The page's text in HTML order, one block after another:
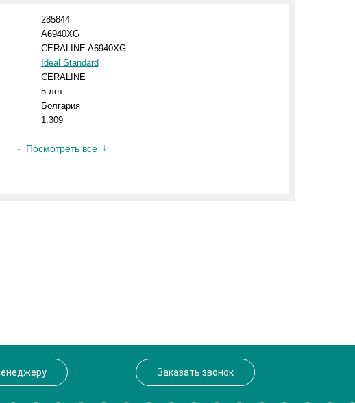
285844
A6940XG
CERALINE A6940XG
Ideal Standard
CERALINE
5 лет
Болгария
1.309
Посмотреть все
Заказать звонок